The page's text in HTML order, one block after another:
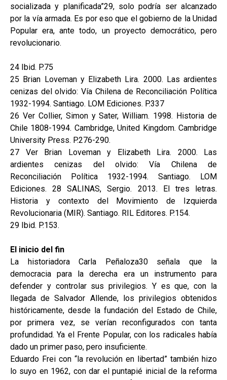
socializada y planificada”29, solo podría ser alcanzado
por la vía armada. Es por eso que el gobierno de la Unidad
Popular era, ante todo, un proyecto democrático, pero
revolucionario.
24 Ibid. P.75
25 Brian Loveman y Elizabeth Lira. 2000. Las ardientes
cenizas del olvido: Vía Chilena de Reconciliación Política
1932-1994. Santiago. LOM Ediciones. P.337
26 Ver Collier, Simon y Sater, William. 1998. Historia de
Chile 1808-1994. Cambridge, United Kingdom. Cambridge
University Press. P.276-290.
27 Ver Brian Loveman y Elizabeth Lira. 2000. Las
ardientes cenizas del olvido: Vía Chilena de
Reconciliación Política 1932-1994. Santiago. LOM
Ediciones. 28 SALINAS, Sergio. 2013. El tres letras.
Historia y contexto del Movimiento de Izquierda
Revolucionaria (MIR). Santiago. RIL Editores. P.154.
29 Ibid. P.153.
El inicio del fin
La historiadora Carla Peñaloza30 señala que la
democracia para la derecha era un instrumento para
defender y controlar sus privilegios. Y es que, con la
llegada de Salvador Allende, los privilegios obtenidos
históricamente, desde la fundación del Estado de Chile,
por primera vez, se verían reconfigurados con tanta
profundidad. Ya el Frente Popular, con los radicales había
dado un primer paso, pero insuficiente.
Eduardo Frei con “la revolución en libertad” también hizo
lo suyo en 1962, con dar el puntapié inicial de la reforma